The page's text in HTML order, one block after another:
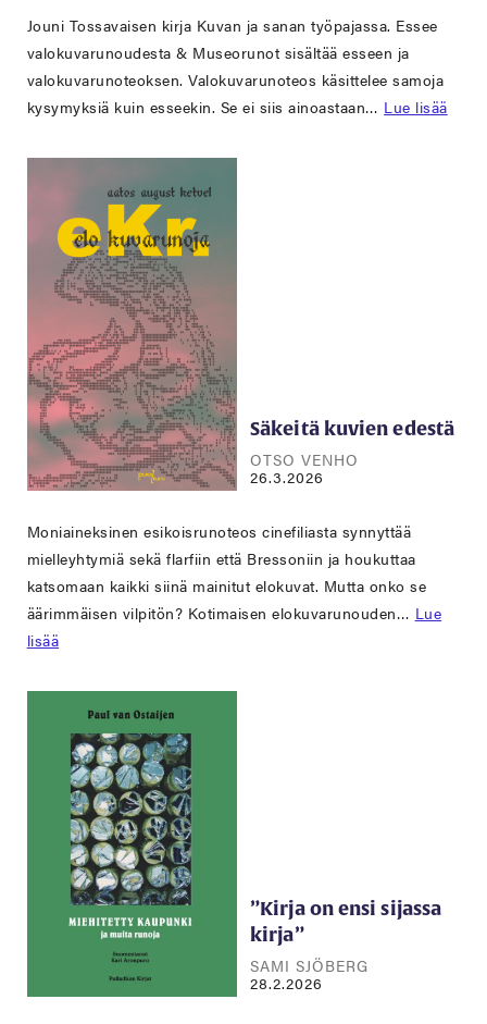
Jouni Tossavaisen kirja Kuvan ja sanan työpajassa. Essee
valokuvarunoudesta & Museorunot sisältää esseen ja
valokuvarunoteoksen. Valokuvarunoteos käsittelee samoja
kysymyksiä kuin esseekin. Se ei siis ainoastaan… Lue lisää
Säkeitä kuvien edestä
OTSO VENHO
26.3.2026
Moniaineksinen esikoisrunoteos cinefiliasta synnyttää
mielleyhtymiä sekä flarfiin että Bressoniin ja houkuttaa
katsomaan kaikki siinä mainitut elokuvat. Mutta onko se
äärimmäisen vilpitön? Kotimaisen elokuvarunouden… Lue
lisää
”Kirja on ensi sijassa
kirja”
SAMI SJÖBERG
28.2.2026